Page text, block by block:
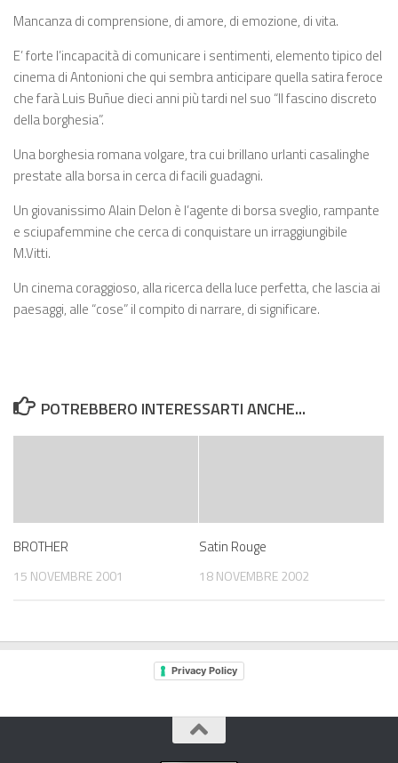
Mancanza di comprensione, di amore, di emozione, di vita.
E’ forte l’incapacità di comunicare i sentimenti, elemento tipico del
cinema di Antonioni che qui sembra anticipare quella satira feroce
che farà Luis Buñue dieci anni più tardi nel suo “Il fascino discreto
della borghesia”.
Una borghesia romana volgare, tra cui brillano urlanti casalinghe
prestate alla borsa in cerca di facili guadagni.
Un giovanissimo Alain Delon è l’agente di borsa sveglio, rampante
e sciupafemmine che cerca di conquistare un irraggiungibile
M.Vitti.
Un cinema coraggioso, alla ricerca della luce perfetta, che lascia ai
paesaggi, alle “cose” il compito di narrare, di significare.
POTREBBERO INTERESSARTI ANCHE...
BROTHER
15 NOVEMBRE 2001
Satin Rouge
18 NOVEMBRE 2002
Privacy Policy